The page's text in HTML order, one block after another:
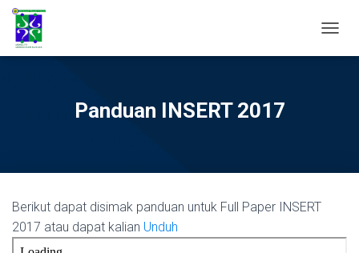
Panduan INSERT 2017
Berikut dapat disimak panduan untuk Full Paper INSERT
2017 atau dapat kalian Unduh